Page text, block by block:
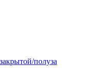
полуза